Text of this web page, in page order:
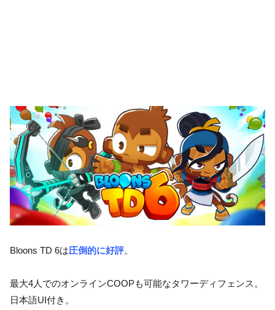
Bloons TD 6は圧倒的に好評。
最大4人でのオンラインCOOPも可能なタワーディフェンス。
日本語UI付き。